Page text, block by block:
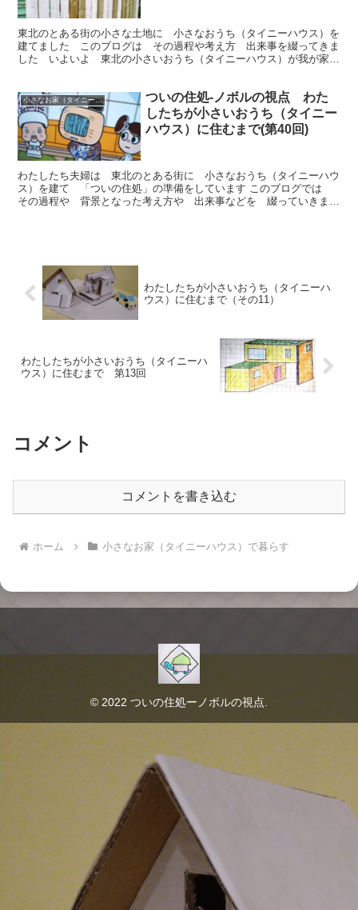
東北のとある街の小さな土地に 小さなおうち（タイニーハウス）を
建てました このブログは その過程や考え方 出来事を綴ってきま
した いよいよ 東北の小さいおうち（タイニーハウス）が我が家に
小さなお家（タイニーハウス）で暮らす
ついの住処-ノボルの視点 わた
したちが小さいおうち（タイニー
ハウス）に住むまで(第40回)
わたしたち夫婦は 東北のとある街に 小さなおうち（タイニーハウ
ス）を建て 「ついの住処」の準備をしています このブログでは
その過程や 背景となった考え方や 出来事などを 綴っていきま
わたしたちが小さいおうち（タイニーハ
ウス）に住むまで（その11）
わたしたちが小さいおうち（タイニーハ
ウス）に住むまで 第13回
コメント
コメントを書き込む
ホーム 小さなお家（タイニーハウス）で暮らす
© 2022 ついの住処ーノボルの視点.